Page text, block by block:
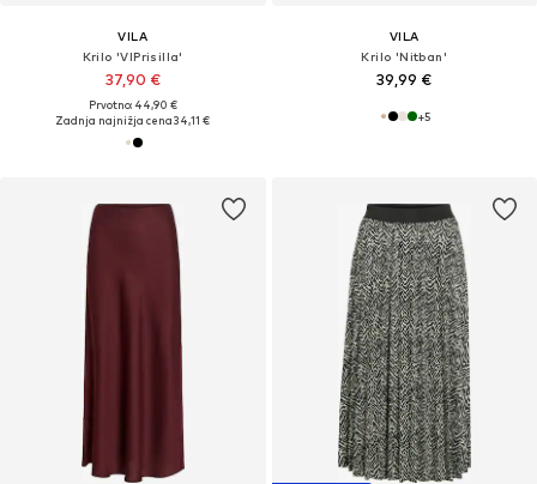
VILA
Krilo 'VIPrisilla'
37,90 €
Prvotno: 44,90 €
Zadnja najnižja cena34,11 €
VILA
Krilo 'Nitban'
39,99 €
+5